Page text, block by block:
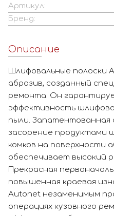
Артикул:
Бренд:
Описание
Шлифовальные полоски
абразив, созданный
ремонта. Он
эффективность
пыли.
засорение продуктами
комков на поверхности
обеспечивает высокий
Прекрасная
повышенная краевая
Autonet незаменимым
операциях кузовного